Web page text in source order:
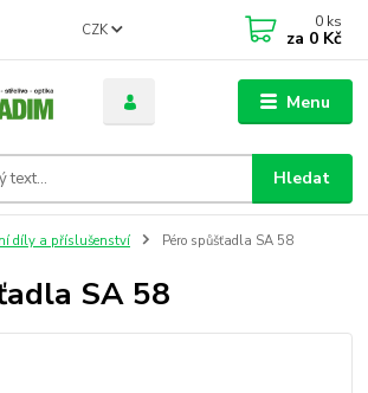
Menu
CZK
Hledat
0 ks
za 0 Kč
díly a příslušenství Péro spůšťadla SA 58
SA 58